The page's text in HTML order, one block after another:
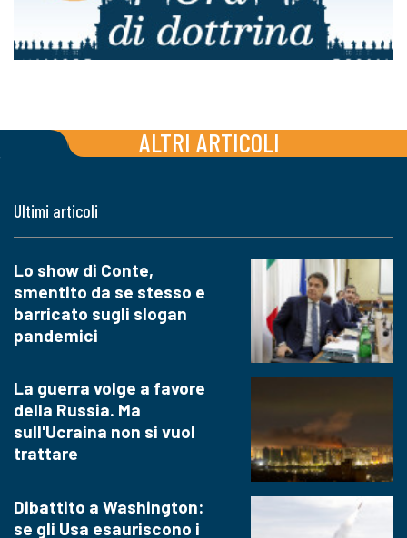
ALTRI ARTICOLI
Ultimi articoli
Lo show di Conte,
smentito da se stesso e
barricato sugli slogan
pandemici
La guerra volge a favore
della Russia. Ma
sull'Ucraina non si vuol
trattare
Dibattito a Washington:
se gli Usa esauriscono i